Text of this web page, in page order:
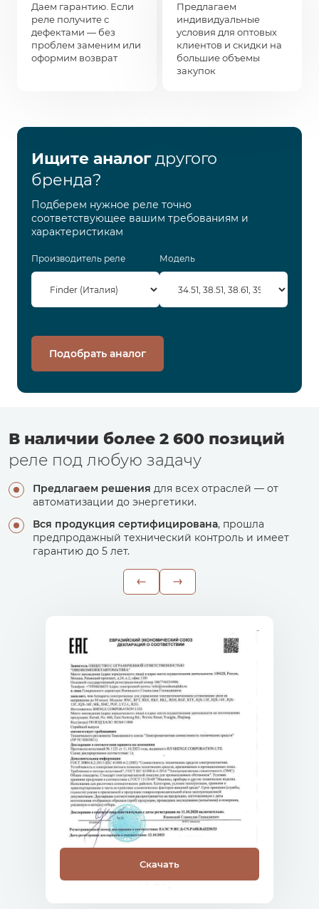
Даем гарантию. Если
реле получите с
дефектами — без
проблем заменим или
оформим возврат
Предлагаем
индивидуальные
условия для оптовых
клиентов и скидки на
большие объемы
закупок
Ищите аналогдругого
бренда?
Подберем нужное реле точно
соответствующее вашим требованиям и
характеристикам
Производитель реле Модель
Подобрать аналог
В наличии более 2 600 позиций
реле под любую задачу
Предлагаем решения для всех отраслей — от
автоматизации до энергетики.
Вся продукция сертифицирована, прошла
предпродажный технический контроль и имеет
гарантию до 5 лет.
Скачать